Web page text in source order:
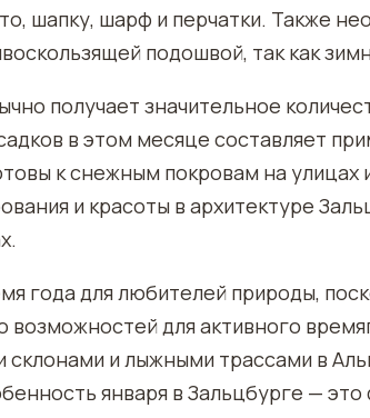
шапку, шарф и перчатки. Также
подошвой, так как
получает значительное
в этом месяце составляет
к снежным покровам на улицах
и красоты в архитектуре
года для любителей природы,
для активного
и лыжными трассами в
января в Зальцбурге —